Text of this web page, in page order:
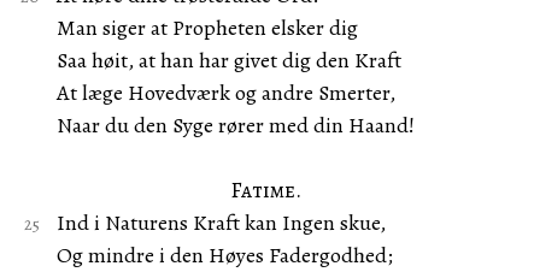
Man siger at Propheten elsker dig
Saa høit, at han har givet dig den Kraft
At læge Hovedværk og andre Smerter,
Naar du den Syge rører med din Haand!
Fatime.
Ind i Naturens Kraft kan Ingen skue,
Og mindre i den Høyes Fadergodhed;